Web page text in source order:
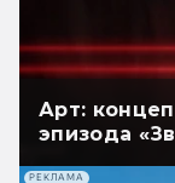
Арт:
эпизода
РЕКЛАМА